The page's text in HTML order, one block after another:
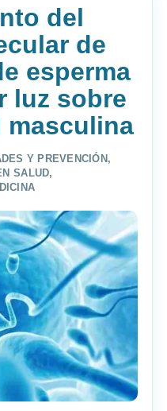
del
de
esperma
luz sobre
Y PREVENCIÓN ,
SALUD,